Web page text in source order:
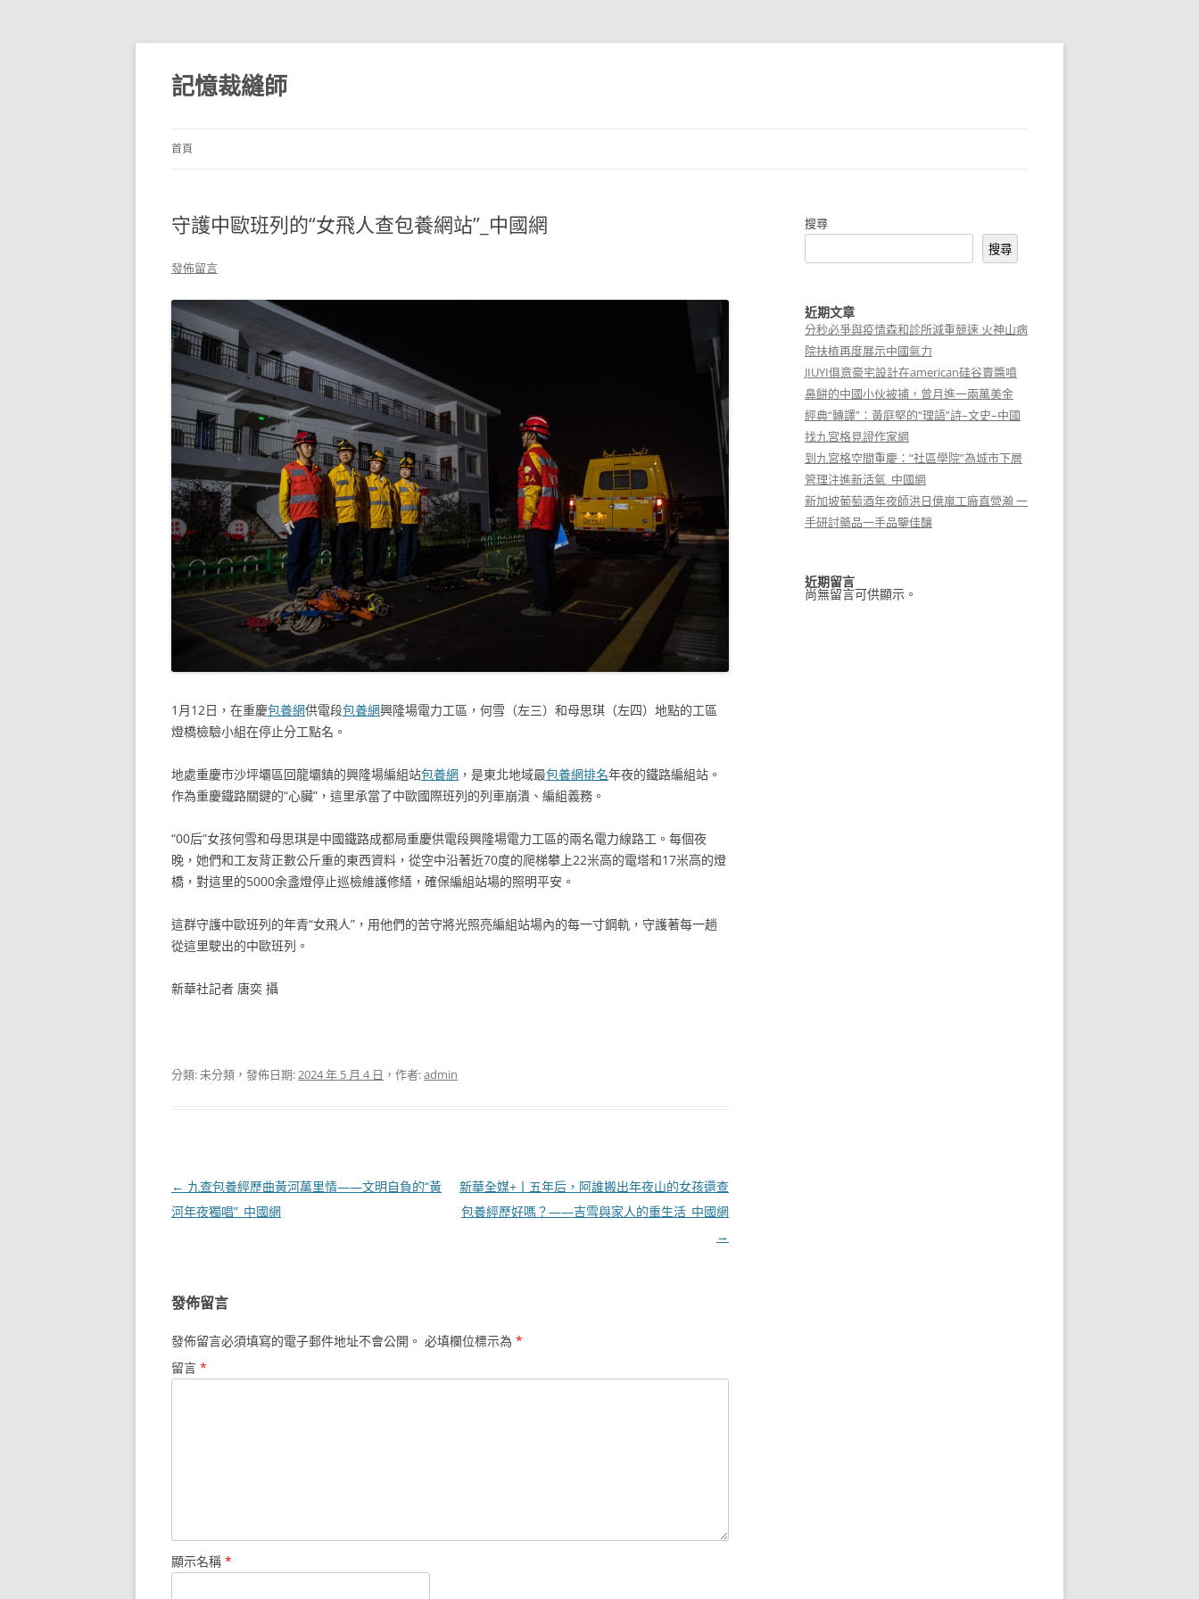
跳
主
要
內
記憶裁縫師
首頁
守護中歐班列的“女飛人查包養網站”_中國網
發佈留言
1月12日，在重慶包養網供電段包養網興隆場電力工區，何雪（左三）和母思琪（左四）地點的工區
燈橋檢驗小組在停止分工點名。
地處重慶市沙坪壩區回龍壩鎮的興隆場編組站包養網 ，是東北地域最包養網排名年夜的鐵路編組站。
作為重慶鐵路關鍵的“心臟”，這里承當了中歐國際班列的列車崩潰、編組義務。
“00后”女孩何雪和母思琪是中國鐵路成都局重慶供電段興隆場電力工區的兩名電力線路工。每個夜
晚，她們和工友背正數公斤重的東西資料，從空中沿著近70度的爬梯攀上22米高的電塔和17米高的燈
橋，對這里的5000余盞燈停止巡檢維護修繕，確保編組站場的照明平安。
這群守護中歐班列的年青“女飛人”，用他們的苦守將光照亮編組站場內的每一寸鋼軌，守護著每一趟
從這里駛出的中歐班列。
新華社記者 唐奕 攝
分類: 未分類，發佈日期:2024 年 5 月 4 日 ，作者:admin
文
章
← 九查包養經歷曲黃河萬里情——文明自負的“黃
河年夜獨唱”_中國網
新華全媒+丨五年后，阿誰搬出年夜山的女孩還查
包養經歷好嗎？——吉雪與家人的重生活_中國網
→
發佈留言
發佈留言必須填寫的電子郵件地址不會公開。 必填欄位標示為 *
留言 *
顯示名稱 *
搜尋
搜尋
近期文章
分秒必爭與疫情森和診所減重競速 火神山病
院扶植再度展示中國氣力
JIUYI俱意豪宅設計在american硅谷賣醬噴
鼻餅的中國小伙被捕，曾月進一兩萬美金
經典“轉譯”：黃庭堅的“理語”詩–文史–中國
找九宮格見證作家網
到九宮格空間重慶：“社區學院”為城市下層
管理注進新活氣_中國網
新加坡葡萄酒年夜師洪日億嵐工廠直營瀚 一
手研討藥品一手品鑒佳釀
近期留言
尚無留言可供顯示。